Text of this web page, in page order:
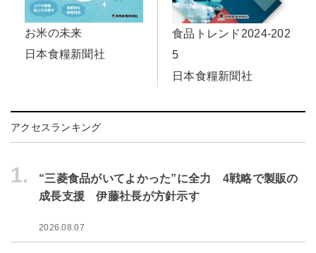
お米の未来
日本食糧新聞社
食品トレンド2024-202
5
日本食糧新聞社
アクセスランキング
1.
“三菱食品がいてよかった”に全力 4戦略で製販の
成長支援 伊藤社長が方針示す
2026.08.07